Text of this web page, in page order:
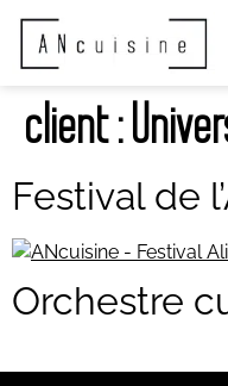
client :
Festival de
Orchestre